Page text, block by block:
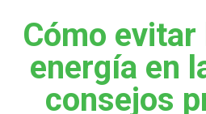
Cómo evitar
energía en
consejos